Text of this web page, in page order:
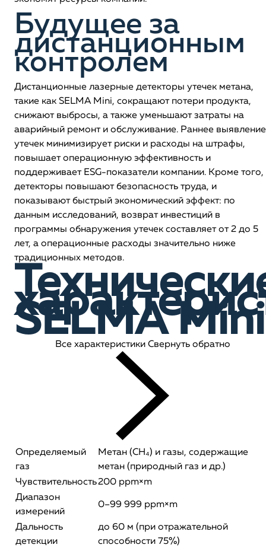
Будущее за
дистанционным
контролем
Дистанционные лазерные детекторы утечек метана,
такие как SELMA Mini, сокращают потери продукта,
снижают выбросы, а также уменьшают затраты на
аварийный ремонт и обслуживание. Раннее выявление
утечек минимизирует риски и расходы на штрафы,
повышает операционную эффективность и
поддерживает ESG-показатели компании. Кроме того,
детекторы повышают безопасность труда, и
показывают быстрый экономический эффект: по
данным исследований, возврат инвестиций в
программы обнаружения утечек составляет от 2 до 5
лет, а операционные расходы значительно ниже
традиционных методов.
SELMA Mini
Все характеристики Свернуть обратно
Определяемый
газ
Метан (CH₄) и газы, содержащие
метан (природный газ и др.)​
Чувствительность200 ppm×m​
Диапазон
измерений
0–99 999 ppm×m​
Дальность
детекции
до 60 м (при отражательной
способности 75%)​